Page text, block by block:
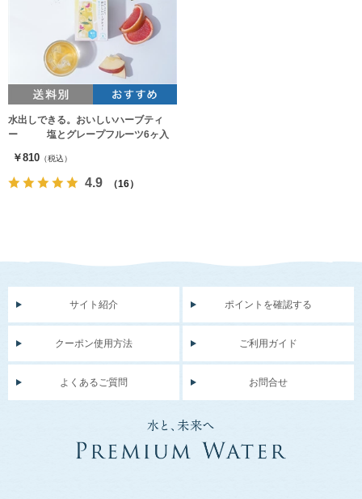
水出しできる。おいしいハーブティ
ー 塩とグレープフルーツ6ヶ入
￥810 （税込）
4.9 （16）
サイト紹介 ポイントを確認する
クーポン使用方法 ご利用ガイド
よくあるご質問 お問合せ